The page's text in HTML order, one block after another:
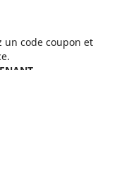
un code coupon et